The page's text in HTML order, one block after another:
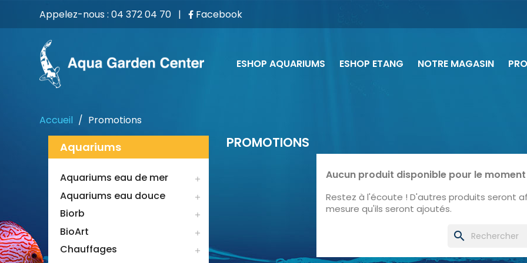
Appelez-nous : 04 372 04 70 | Facebook
ESHOP AQUARIUMS ESHOP ETANG NOTRE MAGASIN
Accueil Promotions
Aquariums
Aquariums eau de mer 
Aquariums eau douce 
Biorb 
BioArt 
Chauffages 
PROMOTIONS
Aucun produit disponible pour le moment
Restez à l'écoute ! D'autres produits seront
mesure qu'ils seront ajoutés.
search